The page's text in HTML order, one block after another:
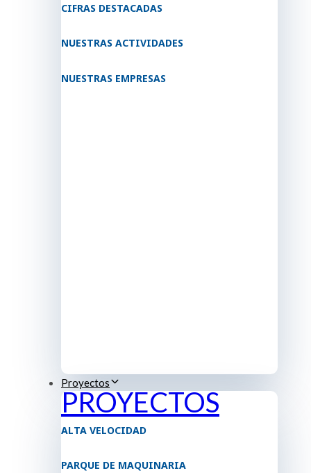
CIFRAS DESTACADAS
NUESTRAS ACTIVIDADES
NUESTRAS EMPRESAS
Proyectos
PROYECTOS
ALTA VELOCIDAD
PARQUE DE MAQUINARIA